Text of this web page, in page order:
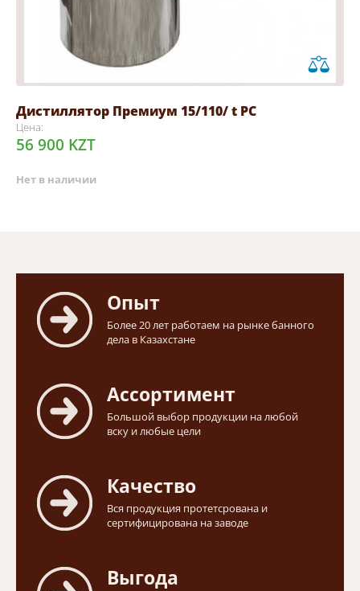
Дистиллятор Премиум 15/110/ t РС
Цена:
56 900 KZT
Нет в наличии
Опыт
Более 20 лет работаем на рынке банного
дела в Казахстане
Ассортимент
Большой выбор продукции на любой
вску и любые цели
Качество
Вся продукция протетсрована и
сертифицирована на заводе
Выгода